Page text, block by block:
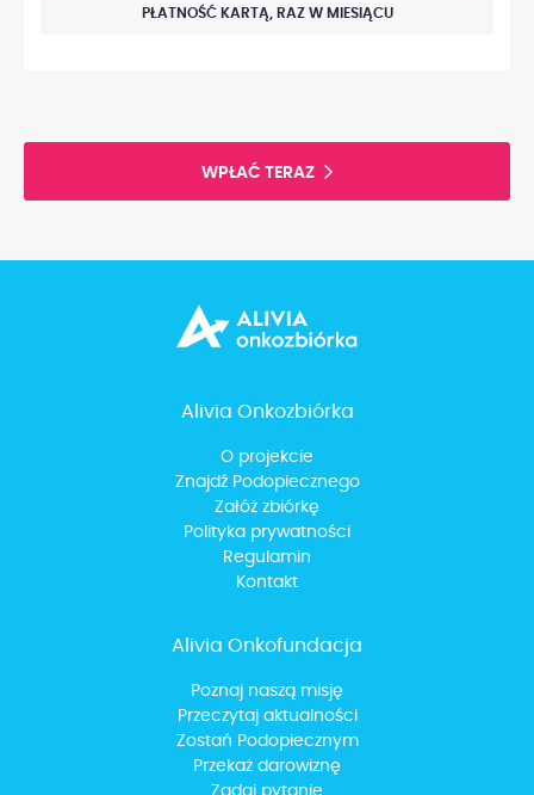
PŁATNOŚĆ KARTĄ, RAZ W MIESIĄCU
WPŁAĆ TERAZ
Alivia Onkozbiórka
O projekcie
Znajdź Podopiecznego
Załóż zbiórkę
Polityka prywatności
Regulamin
Kontakt
Alivia Onkofundacja
Poznaj naszą misję
Przeczytaj aktualności
Zostań Podopiecznym
Przekaż darowiznę
Zadaj pytanie